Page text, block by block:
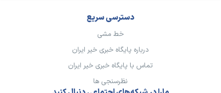
دسترسی سریع
خط مشی
درباره پایگاه خبری خیر ایران
تماس با پایگاه خبری خیر ایران
نظرسنجی ها